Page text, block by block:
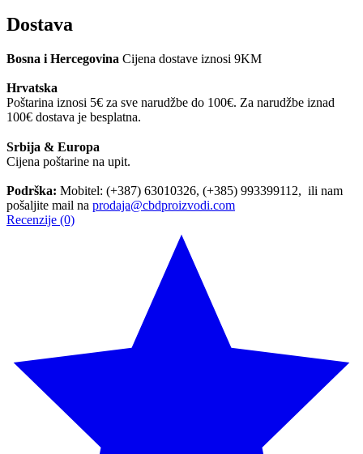
Dostava
Bosna i Hercegovina Cijena dostave iznosi 9KM
Hrvatska
Poštarina iznosi 5€ za sve narudžbe do 100€. Za narudžbe iznad
100€ dostava je besplatna.
Srbija & Europa
Cijena poštarine na upit.
Podrška: Mobitel: (+387) 63010326, (+385) 993399112, ili nam
pošaljite mail na prodaja@cbdproizvodi.com
Recenzije (0)